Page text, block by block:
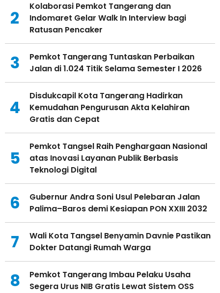
2
Kolaborasi Pemkot Tangerang dan
Indomaret Gelar Walk In Interview bagi
Ratusan Pencaker
3
Pemkot Tangerang Tuntaskan Perbaikan
Jalan di 1.024 Titik Selama Semester I 2026
4
Disdukcapil Kota Tangerang Hadirkan
Kemudahan Pengurusan Akta Kelahiran
Gratis dan Cepat
5
Pemkot Tangsel Raih Penghargaan Nasional
atas Inovasi Layanan Publik Berbasis
Teknologi Digital
6
Gubernur Andra Soni Usul Pelebaran Jalan
Palima–Baros demi Kesiapan PON XXIII 2032
7
Wali Kota Tangsel Benyamin Davnie Pastikan
Dokter Datangi Rumah Warga
8
Pemkot Tangerang Imbau Pelaku Usaha
Segera Urus NIB Gratis Lewat Sistem OSS